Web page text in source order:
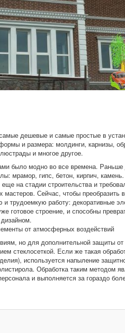
дешевые и самые простые в
и размера: молдинги, карнизы,
и многое другое.
было модно во все времена. Раньше
мрамор, гипс, бетон, кирпич,
на стадии строительства и
мастеров. Сейчас, чтобы преобразить
трудоемкую работу: декоративные
готовое строение, и способны
от атмосферных воздействий
но для дополнительной защиты
стеклосеткой. Если же такая
используется напыление
Обработка таким методом
и выполняется за гораздо